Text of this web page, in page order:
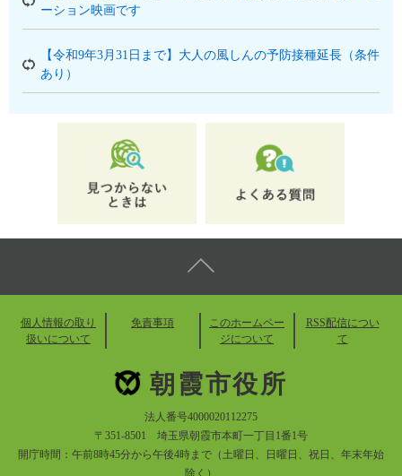
ーション映画です
【令和9年3月31日まで】大人の風しんの予防接種延長（条件
あり）
個人情報の取り
扱いについて
免責事項
このホームペー
ジについて
RSS配信につい
て
朝霞市役所
法人番号4000020112275
〒351-8501 埼玉県朝霞市本町一丁目1番1号
開庁時間：午前8時45分から午後4時まで（土曜日、日曜日、祝日、年末年始